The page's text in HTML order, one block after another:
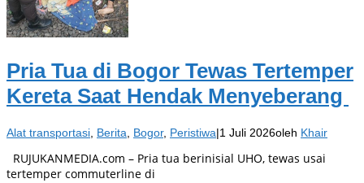
Pria Tua di Bogor Tewas Tertemper
Kereta Saat Hendak Menyeberang
Alat transportasi Berita Bogor, Peristiwa|1 Juli 2026oleh Khair
RUJUKANMEDIA.com – Pria tua berinisial UHO, tewas usai
tertemper commuterline di